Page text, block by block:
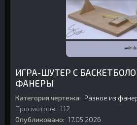
ИГРА-ШУТЕР С
ФАНЕРЫ
Категория чертежа: Разное из
Просмотров: 112
Опубликовано: 17.05.2026